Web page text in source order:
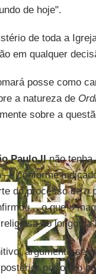
de hoje".
de toda a
em qualquer
posse como
a natureza de
sobre a
Paulo IInão tenha
— conforme
do processo de o
o que o
ao longo
argumenta-se
por outro